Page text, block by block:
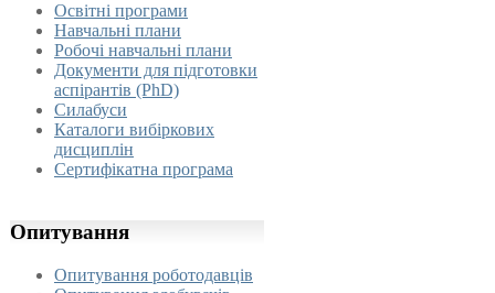
Освітні програми
Навчальні плани
Робочі навчальні плани
Документи для підготовки
аспірантів (PhD)
Силабуси
Каталоги вибіркових
дисциплін
Сертифікатна програма
Опитування
Опитування роботодавців